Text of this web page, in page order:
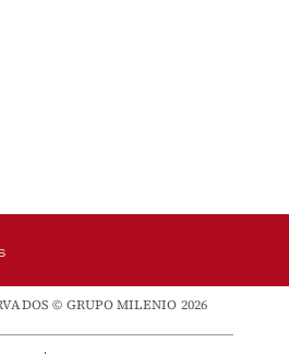
© GRUPO MILENIO 2026